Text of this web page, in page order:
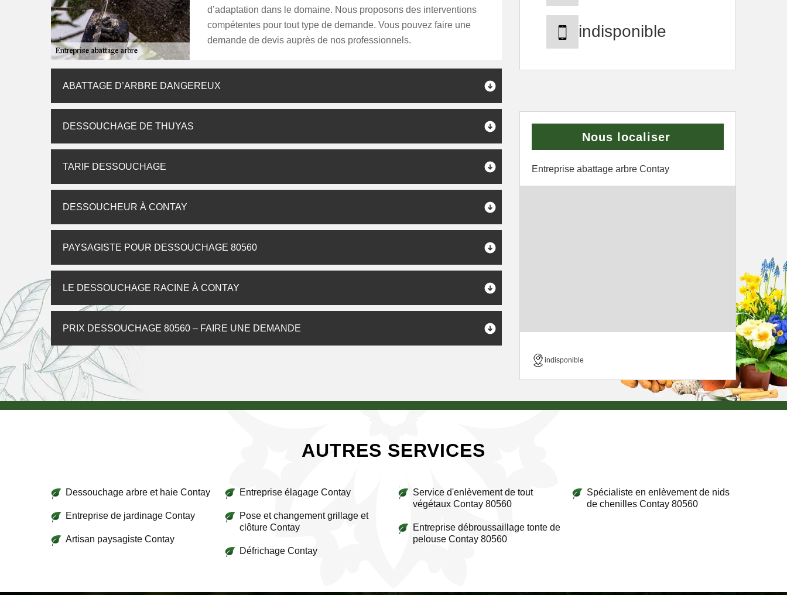
d’adaptation dans le domaine. Nous proposons des interventions
compétentes pour tout type de demande. Vous pouvez faire une
demande de devis auprès de nos professionnels.
ABATTAGE D’ARBRE DANGEREUX
DESSOUCHAGE DE THUYAS
TARIF DESSOUCHAGE
DESSOUCHEUR À CONTAY
PAYSAGISTE POUR DESSOUCHAGE 80560
LE DESSOUCHAGE RACINE À CONTAY
PRIX DESSOUCHAGE 80560 – FAIRE UNE DEMANDE
indisponible
Nous localiser
Entreprise abattage arbre Contay
indisponible
AUTRES SERVICES
Dessouchage arbre et haie Contay
Entreprise de jardinage Contay
Artisan paysagiste Contay
Entreprise élagage Contay
Pose et changement grillage et
clôture Contay
Défrichage Contay
Service d'enlèvement de tout
végétaux Contay 80560
Entreprise débroussaillage tonte de
pelouse Contay 80560
Spécialiste en enlèvement de nids
de chenilles Contay 80560